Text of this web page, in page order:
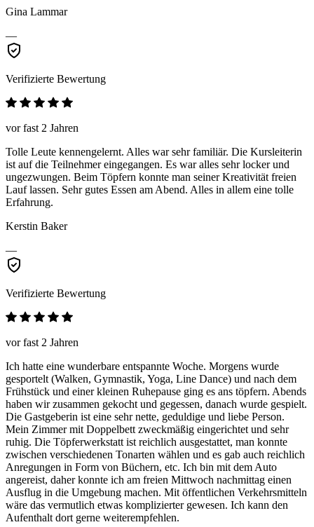
Gina Lammar
—
Verifizierte Bewertung
vor fast 2 Jahren
Tolle Leute kennengelernt. Alles war sehr familiär. Die Kursleiterin
ist auf die Teilnehmer eingegangen. Es war alles sehr locker und
ungezwungen. Beim Töpfern konnte man seiner Kreativität freien
Lauf lassen. Sehr gutes Essen am Abend. Alles in allem eine tolle
Erfahrung.
Kerstin Baker
—
Verifizierte Bewertung
vor fast 2 Jahren
Ich hatte eine wunderbare entspannte Woche. Morgens wurde
gesportelt (Walken, Gymnastik, Yoga, Line Dance) und nach dem
Frühstück und einer kleinen Ruhepause ging es ans töpfern. Abends
haben wir zusammen gekocht und gegessen, danach wurde gespielt.
Die Gastgeberin ist eine sehr nette, geduldige und liebe Person.
Mein Zimmer mit Doppelbett zweckmäßig eingerichtet und sehr
ruhig. Die Töpferwerkstatt ist reichlich ausgestattet, man konnte
zwischen verschiedenen Tonarten wählen und es gab auch reichlich
Anregungen in Form von Büchern, etc. Ich bin mit dem Auto
angereist, daher konnte ich am freien Mittwoch nachmittag einen
Ausflug in die Umgebung machen. Mit öffentlichen Verkehrsmitteln
wäre das vermutlich etwas komplizierter gewesen. Ich kann den
Aufenthalt dort gerne weiterempfehlen.